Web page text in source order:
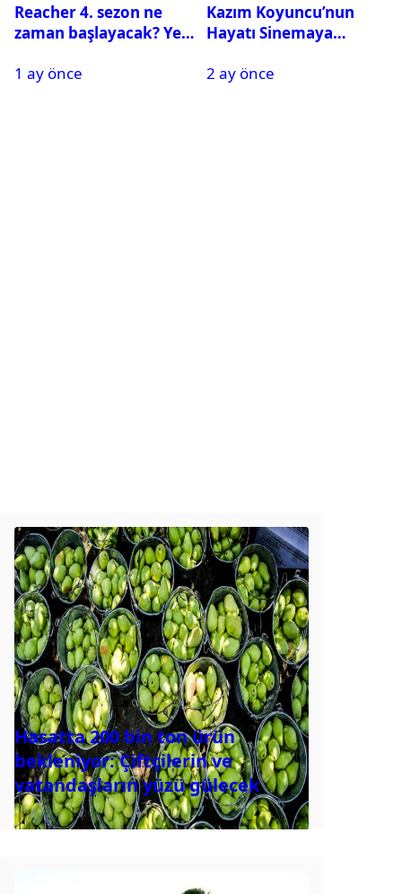
Reacher 4. sezon ne
zaman başlayacak? Yeni
detaylar
1 ay önce
Kazım Koyuncu’nun
Hayatı Sinemaya
2 ay önce
Hasatta 200 bin ton ürün
bekleniyor: Çiftçilerin ve
vatandaşların yüzü gülecek